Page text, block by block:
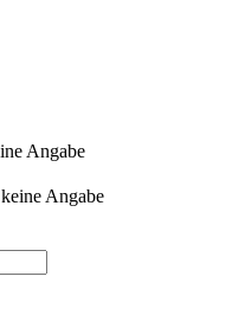
Angabe
keine Angabe